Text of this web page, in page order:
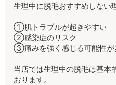
生理中に脱毛おすすめしない
①肌トラブルが起きやすい
②感染症のリスク
③痛みを強く感じる可能性が
当店では生理中の脱毛は基本
おります。